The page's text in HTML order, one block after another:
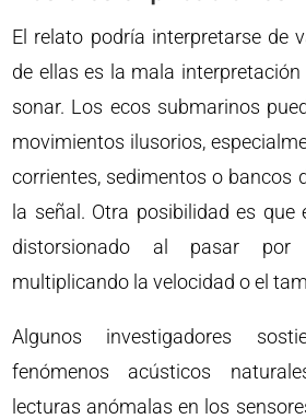
El relato podría interpretarse de
de ellas es la mala
sonar. Los ecos submarinos
movimientos ilusorios,
corrientes, sedimentos o bancos
la señal. Otra posibilidad es que
distorsionado al pasar por
multiplicando la velocidad o el
Algunos investigadores
fenómenos acústicos
lecturas anómalas en los